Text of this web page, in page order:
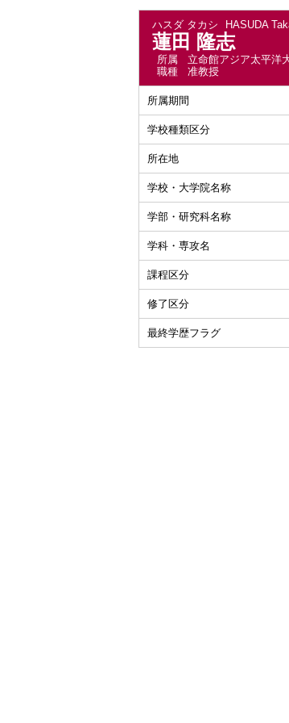
ハスダ タカシ HASUDA
蓮田 隆志
所属
立命館アジア太平洋
職種
准教授
所属期間
学校種類区分
所在地
学校・大学院名称
学部・研究科名称
学科・専攻名
課程区分
修了区分
最終学歴フラグ